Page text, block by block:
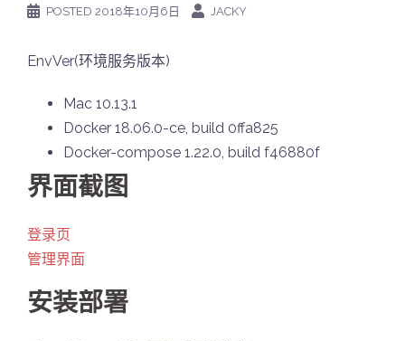
POSTED 2018年10月6日 JACKY
EnvVer(环境服务版本)
Mac 10.13.1
Docker 18.06.0-ce, build 0ffa825
Docker-compose 1.22.0, build f46880f
界面截图
登录页
管理界面
安装部署